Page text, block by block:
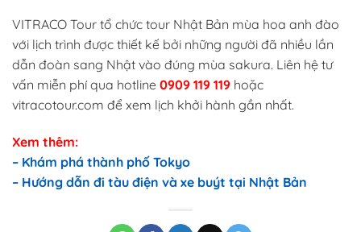
VITRACO Tour tổ chức tour Nhật Bản mùa hoa anh đào
với lịch trình được thiết kế bởi những người đã nhiều lần
dẫn đoàn sang Nhật vào đúng mùa sakura. Liên hệ tư
vấn miễn phí qua hotline 0909 119 119 hoặc
vitracotour.com để xem lịch khởi hành gần nhất.
Xem thêm:
– Khám phá thành phố Tokyo
– Hướng dẫn đi tàu điện và xe buýt tại Nhật Bản